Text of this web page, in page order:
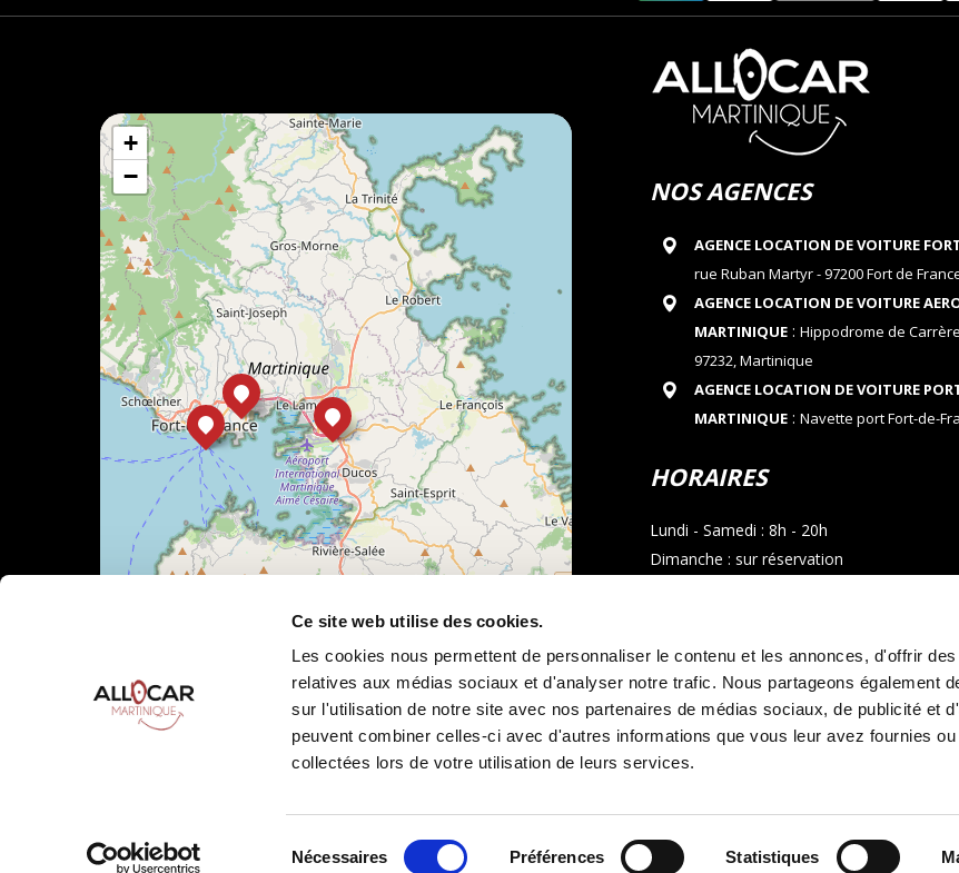
Ce site web utilise des cookies.
Les cookies nous permettent de personnaliser le contenu et les annonces, d'offrir
relatives aux médias sociaux et d'analyser notre trafic. Nous partageons également
sur l'utilisation de notre site avec nos partenaires de médias sociaux, de publicité et
peuvent combiner celles-ci avec d'autres informations que vous leur avez fournies
collectées lors de votre utilisation de leurs services.
Nécessaires Préférences Statistiques
+
−
Leaflet |©OpenStreetMapcontributors
NOS AGENCES
AGENCE LOCATION DE VOITURE
rue Ruban Martyr - 97200 Fort de
AGENCE LOCATION DE VOITURE
MARTINIQUE: Hippodrome de
97232, Martinique
AGENCE LOCATION DE VOITURE
MARTINIQUE: Navette port Fort-de-
HORAIRES
Lundi - Samedi : 8h - 20h
Dimanche : sur réservation
Email : allocarmartinique@gmail.com
Allocar Martinique © Tous droits réservés Conditions générales de location Mentions légalesetPolitique de cookies